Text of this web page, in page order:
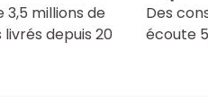
3,5 millions de
depuis 20
Des
écoute